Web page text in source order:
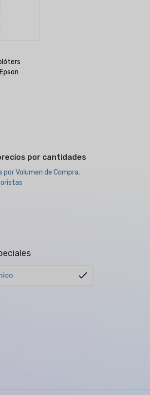
por cantidades
por Volumen de Compra,
check